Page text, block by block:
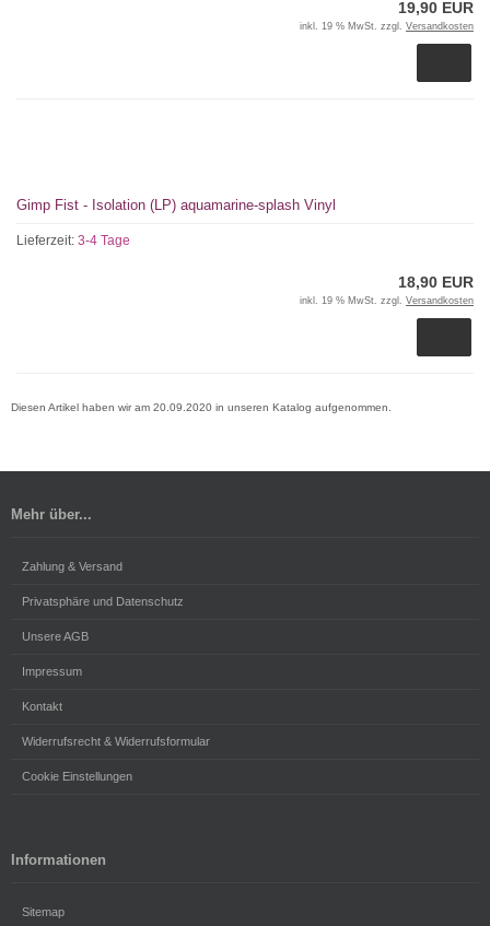
19,90 EUR
inkl. 19 % MwSt. zzgl. Versandkosten
Gimp Fist - Isolation (LP) aquamarine-splash Vinyl
Lieferzeit: 3-4 Tage
18,90 EUR
inkl. 19 % MwSt. zzgl. Versandkosten
Diesen Artikel haben wir am 20.09.2020 in unseren Katalog aufgenommen.
Mehr über...
Zahlung & Versand
Privatsphäre und Datenschutz
Unsere AGB
Impressum
Kontakt
Widerrufsrecht & Widerrufsformular
Cookie Einstellungen
Informationen
Sitemap